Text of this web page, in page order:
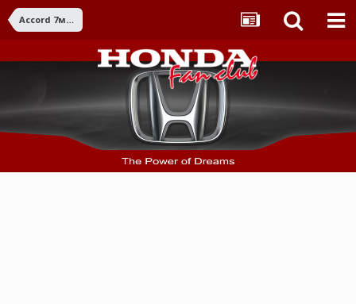
Accord 7ма ген. (2003-2007)